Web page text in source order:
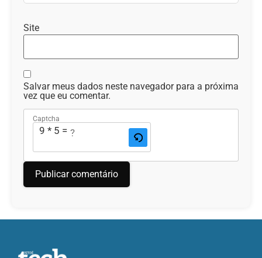
Site
Salvar meus dados neste navegador para a próxima
vez que eu comentar.
Captcha
9 * 5 = ?